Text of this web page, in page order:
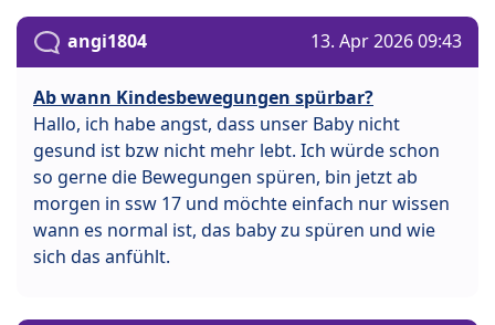
angi1804 13. Apr 2026 09:43
Ab wann Kindesbewegungen spürbar?
Hallo, ich habe angst, dass unser Baby nicht
gesund ist bzw nicht mehr lebt. Ich würde schon
so gerne die Bewegungen spüren, bin jetzt ab
morgen in ssw 17 und möchte einfach nur wissen
wann es normal ist, das baby zu spüren und wie
sich das anfühlt.